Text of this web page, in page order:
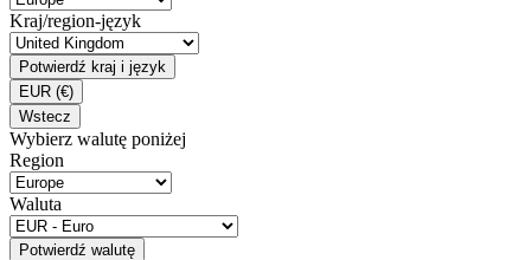
Kraj/region-język
Potwierdź kraj i język
EUR (€)
Wstecz
Wybierz walutę poniżej
Region
Waluta
Potwierdź walutę